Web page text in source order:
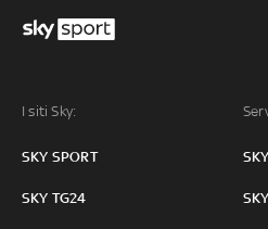
I siti Sky:
SKY SPORT
SKY TG24